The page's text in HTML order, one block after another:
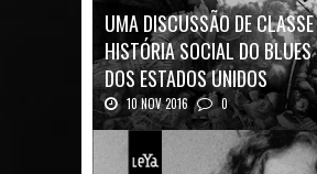
UMA DISCUSSÃO DE
HISTÓRIA SOCIAL DO
DOS ESTADOS UNIDOS
10 NOV 2016 0
Mais uma ótima oportunidade de se